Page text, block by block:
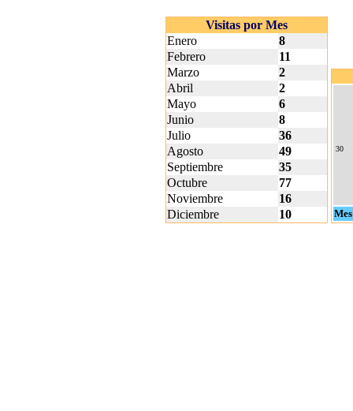
Visitas por Mes
Enero
8
Febrero
11
Marzo
2
Abril
2
Mayo
6
Junio
8
Julio
36
Agosto
49
Septiembre
35
Octubre
77
Noviembre
16
Diciembre
10
30
Mes